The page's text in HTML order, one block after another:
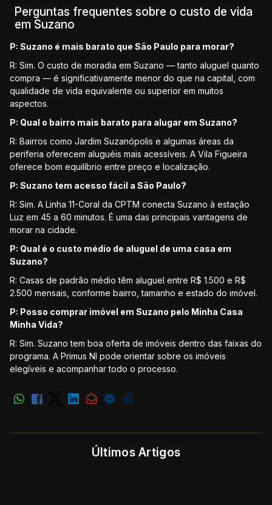
Perguntas frequentes sobre o custo de vida
em Suzano
P: Suzano é mais barato que São Paulo para morar?
R: Sim. O custo de moradia em Suzano — tanto aluguel quanto
compra — é significativamente menor do que na capital, com
qualidade de vida equivalente ou superior em muitos
aspectos.
P: Qual o bairro mais barato para alugar em Suzano?
R: Bairros como Jardim Suzanópolis e algumas áreas da
periferia oferecem aluguéis mais acessíveis. A Vila Figueira
oferece bom equilíbrio entre preço e localização.
P: Suzano tem acesso fácil a São Paulo?
R: Sim. A Linha 11-Coral da CPTM conecta Suzano à estação
Luz em 45 a 60 minutos. É uma das principais vantagens de
morar na cidade.
P: Qual é o custo médio de aluguel de uma casa em
Suzano?
R: Casas de padrão médio têm aluguel entre R$ 1.500 e R$
2.500 mensais, conforme bairro, tamanho e estado do imóvel.
P: Posso comprar imóvel em Suzano pelo Minha Casa
Minha Vida?
R: Sim. Suzano tem boa oferta de imóveis dentro das faixas do
programa. A Primus NI pode orientar sobre os imóveis
elegíveis e acompanhar todo o processo.
Últimos Artigos